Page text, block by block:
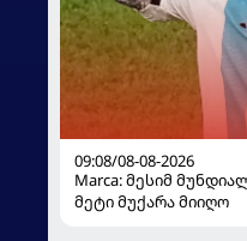
09:08/08-08-2026
Marca: მესიმ
მეტი მუქარა მიიღო